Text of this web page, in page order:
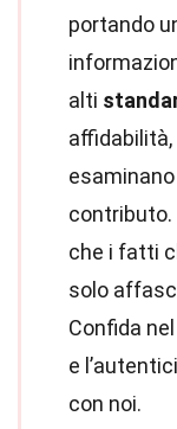
portando
alti
che i fatti
solo
Confida
e
con noi.